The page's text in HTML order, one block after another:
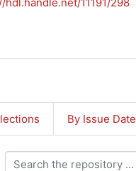
hdl.handle.net/11191/298
By Issue Date